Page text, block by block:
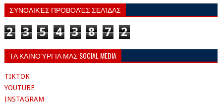
ΣΥΝΟΛΙΚΈΣ ΠΡΟΒΟΛΈΣ ΣΕΛΊΔΑΣ
2 3 5 4 3 8 7 2
ΤΑ ΚΑΙΝΟΎΡΓΙΑ ΜΑΣ SOCIAL MEDIA
TIKTOK
YOUTUBE
INSTAGRAM